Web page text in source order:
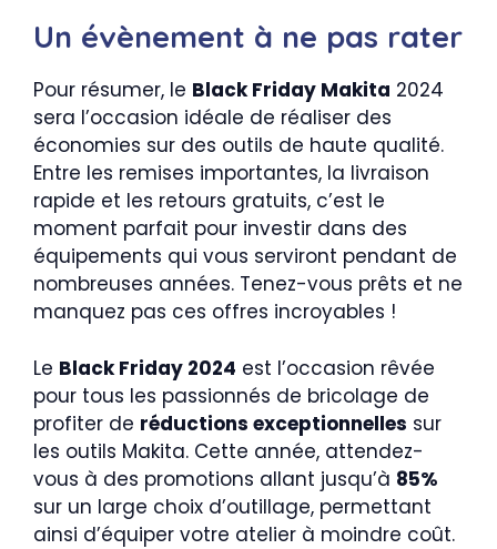
Un évènement à ne pas rater
Pour résumer, le Black Friday Makita 2024
sera l’occasion idéale de réaliser des
économies sur des outils de haute qualité.
Entre les remises importantes, la livraison
rapide et les retours gratuits, c’est le
moment parfait pour investir dans des
équipements qui vous serviront pendant de
nombreuses années. Tenez-vous prêts et ne
manquez pas ces offres incroyables !
Le Black Friday 2024 est l’occasion rêvée
pour tous les passionnés de bricolage de
profiter de réductions exceptionnelles sur
les outils Makita. Cette année, attendez-
vous à des promotions allant jusqu’à 85%
sur un large choix d’outillage, permettant
ainsi d’équiper votre atelier à moindre coût.